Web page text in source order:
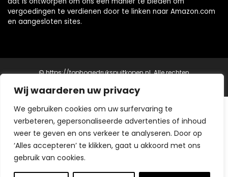
Wij waarderen uw privacy
We gebruiken cookies om uw surfervaring te
verbeteren, gepersonaliseerde advertenties of inhoud
weer te geven en ons verkeer te analyseren. Door op
‘Alles accepteren’ te klikken, gaat u akkoord met ons
gebruik van cookies.
vergoedingen te verdienen door te linken naar Amazon.com
en aangesloten sites.
© https://tophogedrukspuitkopen.nl. Alle rechten
Krachtige Reiniging voor Alle Buitenruimtes
Reinigingsapparatuur
Top Hogedrukspuit Kopen - Voor ultieme reinigingskracht
Top Schoonmaak Kopen
- Complementeer je
schoonmaakset